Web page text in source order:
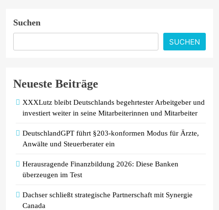
Energy-Geschäftsmodell weiter aus
/ Radsport-Highlight als Motivator
Alltag
Suchen
SUCHEN
Neueste Beiträge
XXXLutz bleibt Deutschlands begehrtester Arbeitgeber und
investiert weiter in seine Mitarbeiterinnen und Mitarbeiter
DeutschlandGPT führt §203-konformen Modus für Ärzte,
Anwälte und Steuerberater ein
Herausragende Finanzbildung 2026: Diese Banken
überzeugen im Test
Dachser schließt strategische Partnerschaft mit Synergie
Canada